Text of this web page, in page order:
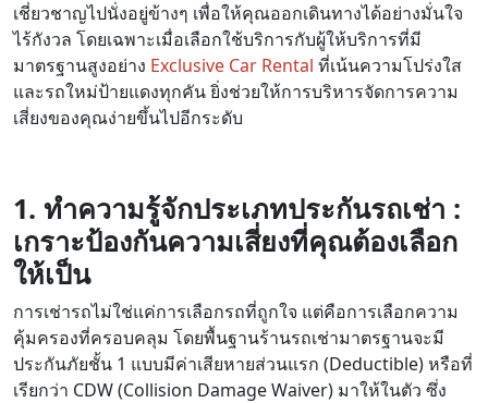
เชี่ยวชาญไปนั่งอยู่ข้างๆ เพื่อให้คุณออกเดินทางได้อย่างมั่นใจ
ไร้กังวล โดยเฉพาะเมื่อเลือกใช้บริการกับผู้ให้บริการที่มี
มาตรฐานสูงอย่าง Exclusive Car Rental ที่เน้นความโปร่งใส
และรถใหม่ป้ายแดงทุกคัน ยิ่งช่วยให้การบริหารจัดการความ
เสี่ยงของคุณง่ายขึ้นไปอีกระดับ
1. ทำความรู้จักประเภทประกันรถเช่า :
เกราะป้องกันความเสี่ยงที่คุณต้องเลือก
ให้เป็น
การเช่ารถไม่ใช่แค่การเลือกรถที่ถูกใจ แต่คือการเลือกความ
คุ้มครองที่ครอบคลุม โดยพื้นฐานร้านรถเช่ามาตรฐานจะมี
ประกันภัยชั้น 1 แบบมีค่าเสียหายส่วนแรก (Deductible) หรือที่
เรียกว่า CDW (Collision Damage Waiver) มาให้ในตัว ซึ่ง